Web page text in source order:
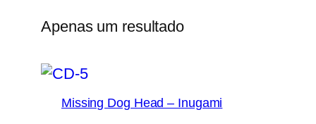
Apenas um resultado
Missing Dog Head – Inugami